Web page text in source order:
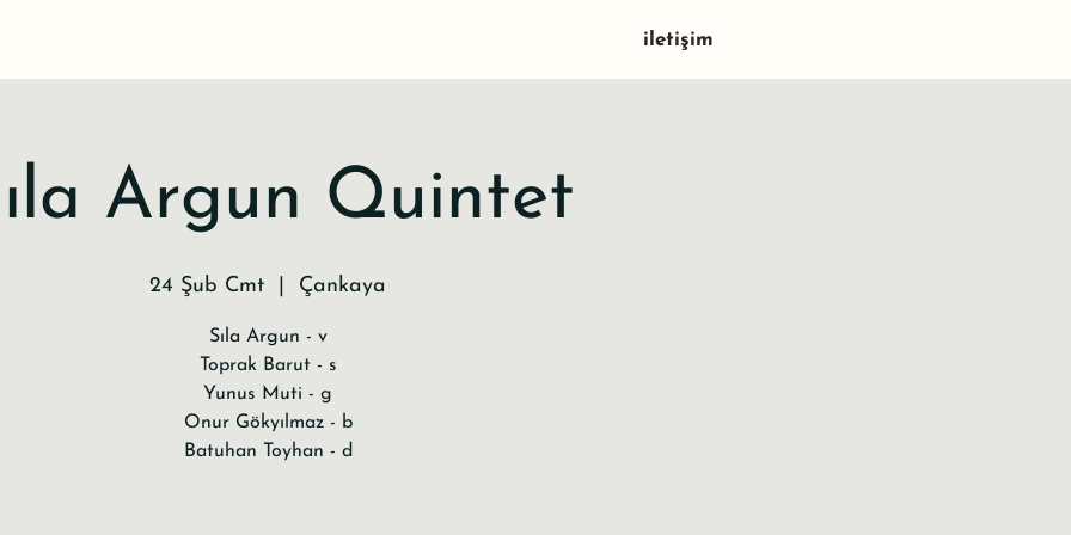
iletişim
Argun Quintet
24 Şub Cmt Çankaya
Sıla Argun - v
Toprak Barut - s
Yunus Muti - g
Onur Gökyılmaz - b
Batuhan Toyhan - d